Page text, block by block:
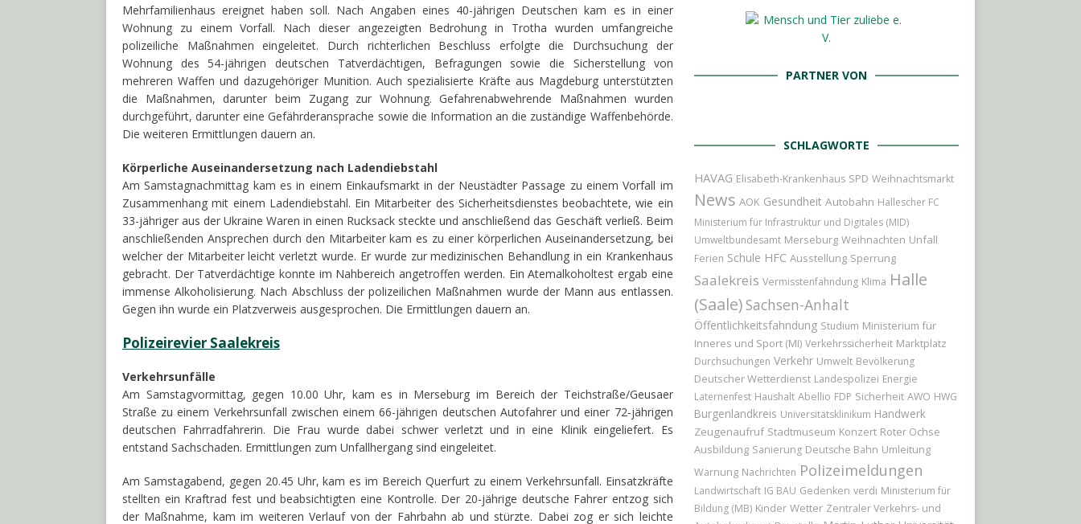
Mehrfamilienhaus ereignet haben soll. Nach Angaben eines 40-jährigen Deutschen kam es in einer
Wohnung zu einem Vorfall. Nach dieser angezeigten Bedrohung in Trotha wurden umfangreiche
polizeiliche Maßnahmen eingeleitet. Durch richterlichen Beschluss erfolgte die Durchsuchung der
Wohnung des 54-jährigen deutschen Tatverdächtigen, Befragungen sowie die Sicherstellung von
mehreren Waffen und dazugehöriger Munition. Auch spezialisierte Kräfte aus Magdeburg unterstützten
die Maßnahmen, darunter beim Zugang zur Wohnung. Gefahrenabwehrende Maßnahmen wurden
durchgeführt, darunter eine Gefährderansprache sowie die Information an die zuständige Waffenbehörde.
Die weiteren Ermittlungen dauern an.
Körperliche Auseinandersetzung nach Ladendiebstahl
Am Samstagnachmittag kam es in einem Einkaufsmarkt in der Neustädter Passage zu einem Vorfall im
Zusammenhang mit einem Ladendiebstahl. Ein Mitarbeiter des Sicherheitsdienstes beobachtete, wie ein
33-jähriger aus der Ukraine Waren in einen Rucksack steckte und anschließend das Geschäft verließ. Beim
anschließenden Ansprechen durch den Mitarbeiter kam es zu einer körperlichen Auseinandersetzung, bei
welcher der Mitarbeiter leicht verletzt wurde. Er wurde zur medizinischen Behandlung in ein Krankenhaus
gebracht. Der Tatverdächtige konnte im Nahbereich angetroffen werden. Ein Atemalkoholtest ergab eine
immense Alkoholisierung. Nach Abschluss der polizeilichen Maßnahmen wurde der Mann aus entlassen.
Gegen ihn wurde ein Platzverweis ausgesprochen. Die Ermittlungen dauern an.
Polizeirevier Saalekreis
Verkehrsunfälle
Am Samstagvormittag, gegen 10.00 Uhr, kam es in Merseburg im Bereich der Teichstraße/Geusaer
Straße zu einem Verkehrsunfall zwischen einem 66-jährigen deutschen Autofahrer und einer 72-jährigen
deutschen Fahrradfahrerin. Die Frau wurde dabei schwer verletzt und in eine Klinik eingeliefert. Es
entstand Sachschaden. Ermittlungen zum Unfallhergang sind eingeleitet.
Am Samstagabend, gegen 20.45 Uhr, kam es im Bereich Querfurt zu einem Verkehrsunfall. Einsatzkräfte
stellten ein Kraftrad fest und beabsichtigten eine Kontrolle. Der 20-jährige deutsche Fahrer entzog sich
der Maßnahme, kam im weiteren Verlauf von der Fahrbahn ab und stürzte. Dabei zog er sich leichte
PARTNER VON
SCHLAGWORTE
HAVAG Elisabeth-Krankenhaus SPD Weihnachtsmarkt
News AOK Gesundheit Autobahn Hallescher FC
Ministerium für Infrastruktur und Digitales (MID)
Umweltbundesamt Merseburg Weihnachten Unfall
Ferien Schule HFC Ausstellung Sperrung
Saalekreis Vermisstenfahndung Klima Halle
(Saale)Sachsen-Anhalt
Öffentlichkeitsfahndung Studium Ministerium für
Inneres und Sport (MI) Verkehrssicherheit Marktplatz
Durchsuchungen Verkehr Umwelt Bevölkerung
Deutscher Wetterdienst Landespolizei Energie
Laternenfest Haushalt Abellio FDP Sicherheit AWO HWG
Burgenlandkreis Universitätsklinikum Handwerk
Zeugenaufruf Stadtmuseum Konzert Roter Ochse
Ausbildung Sanierung Deutsche Bahn Umleitung
Warnung Nachrichten Polizeimeldungen
Landwirtschaft IG BAU Gedenken verdi Ministerium für
Bildung (MB) Kinder Wetter Zentraler Verkehrs- und